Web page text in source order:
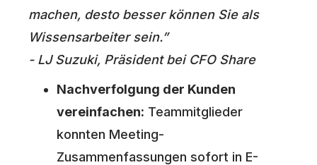
machen, desto besser können Sie als
Wissensarbeiter sein.”
- LJ Suzuki, Präsident bei CFO Share
Nachverfolgung der Kunden
vereinfachen: Teammitglieder
konnten Meeting-
Zusammenfassungen sofort in E-